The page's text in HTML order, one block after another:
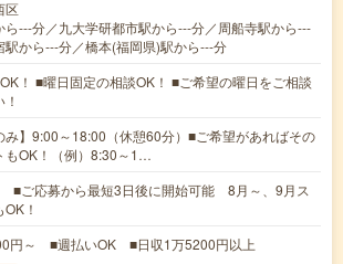
区
ら---分／九大学研都市駅から---分／周船寺駅から---
駅から---分／橋本(福岡県)駅から---分
！ ■曜日固定の相談OK！ ■ご希望の曜日をご相談
み】9:00～18:00（休憩60分）■ご希望があればその
もOK！（例）8:30～1…
■ご応募から最短3日後に開始可能 8月～、9月ス
！
円～ ■週払いOK ■日収1万5200円以上